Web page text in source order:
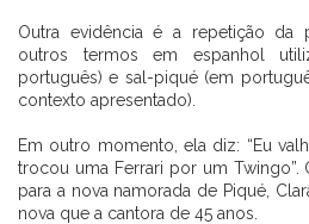
Outra evidência é a repetição da
outros termos em espanhol
português) e sal-piqué (em
contexto apresentado).
Em outro momento, ela diz: “Eu
trocou uma Ferrari por um Twingo”.
para a nova namorada de Piqué,
nova que a cantora de 45 anos.